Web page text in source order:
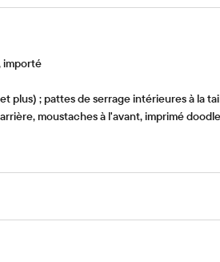
importé
plus) ; pattes de serrage intérieures à la
moustaches à l'avant, imprimé